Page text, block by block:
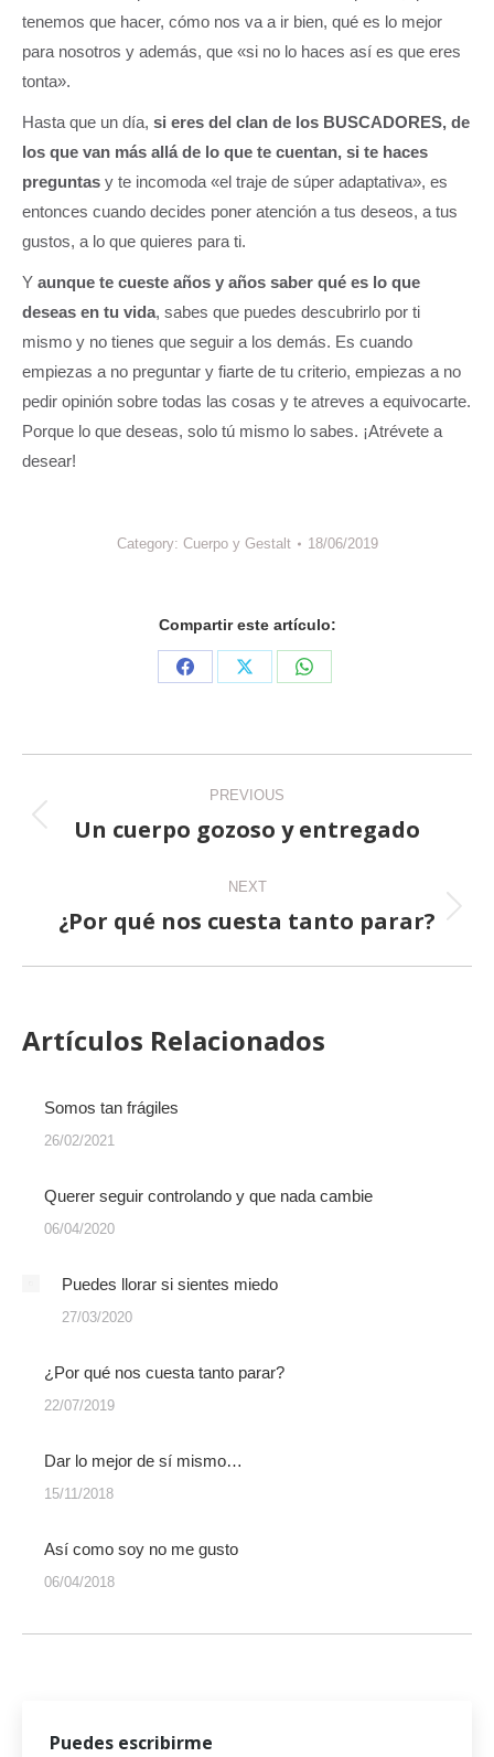
tenemos que hacer, cómo nos va a ir bien, qué es lo mejor
para nosotros y además, que «si no lo haces así es que eres
tonta».
Hasta que un día, si eres del clan de los BUSCADORES, de
los que van más allá de lo que te cuentan, si te haces
preguntas y te incomoda «el traje de súper adaptativa», es
entonces cuando decides poner atención a tus deseos, a tus
gustos, a lo que quieres para ti.
Y aunque te cueste años y años saber qué es lo que
deseas en tu vida, sabes que puedes descubrirlo por ti
mismo y no tienes que seguir a los demás. Es cuando
empiezas a no preguntar y fiarte de tu criterio, empiezas a no
pedir opinión sobre todas las cosas y te atreves a equivocarte.
Porque lo que deseas, solo tú mismo lo sabes. ¡Atrévete a
desear!
Category: Cuerpo y Gestalt 18/06/2019
Compartir este artículo:
Share
Share
Share
navigation
PREVIOUS
Previous
Un cuerpo gozoso y entregado
NEXT
Next
¿Por qué nos cuesta tanto parar?
Artículos Relacionados
Somos tan frágiles
26/02/2021
Querer seguir controlando y que nada cambie
06/04/2020
Puedes llorar si sientes miedo
27/03/2020
¿Por qué nos cuesta tanto parar?
22/07/2019
Dar lo mejor de sí mismo…
15/11/2018
Así como soy no me gusto
06/04/2018
Puedes escribirme